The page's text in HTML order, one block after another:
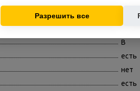
A
B
есть
нет
есть
Разрешить все